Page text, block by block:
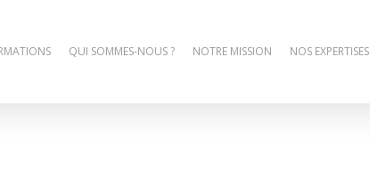
QUI SOMMES-NOUS ? NOTRE MISSION NOS EXPERTISES